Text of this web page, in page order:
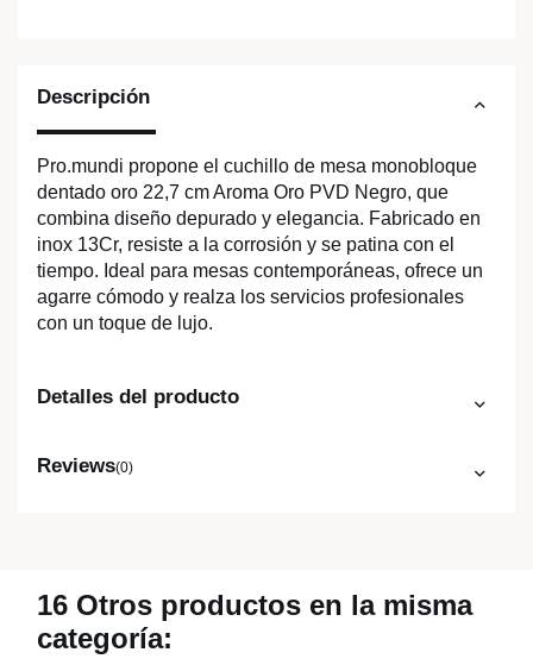
Descripción
Pro.mundi propone el cuchillo de mesa monobloque
dentado oro 22,7 cm Aroma Oro PVD Negro, que
combina diseño depurado y elegancia. Fabricado en
inox 13Cr, resiste a la corrosión y se patina con el
tiempo. Ideal para mesas contemporáneas, ofrece un
agarre cómodo y realza los servicios profesionales
con un toque de lujo.
Detalles del producto
Reviews(0)
16 Otros productos en la misma
categoría: